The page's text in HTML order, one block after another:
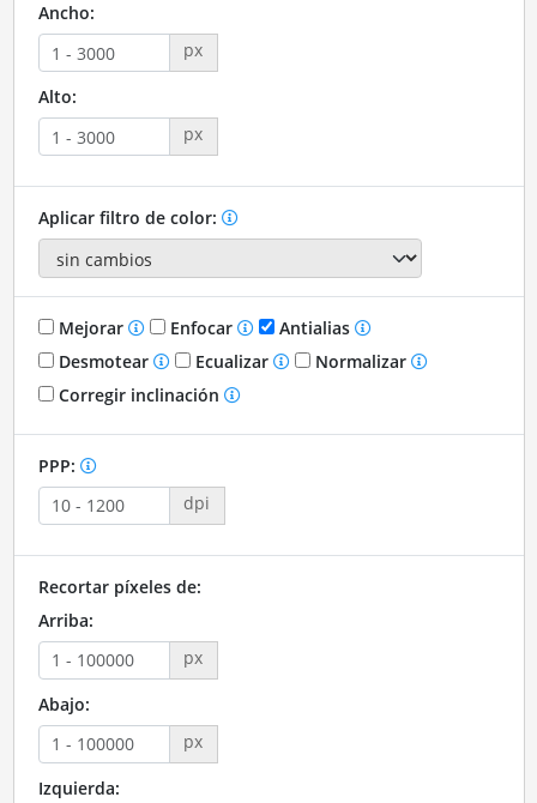
Ancho:
px
Alto:
px
Aplicar filtro de color:
Mejorar Enfocar
Antialias
Desmotear
Ecualizar
Normalizar
Corregir inclinación
PPP:
dpi
Recortar píxeles de:
Arriba:
px
Abajo:
px
Izquierda: